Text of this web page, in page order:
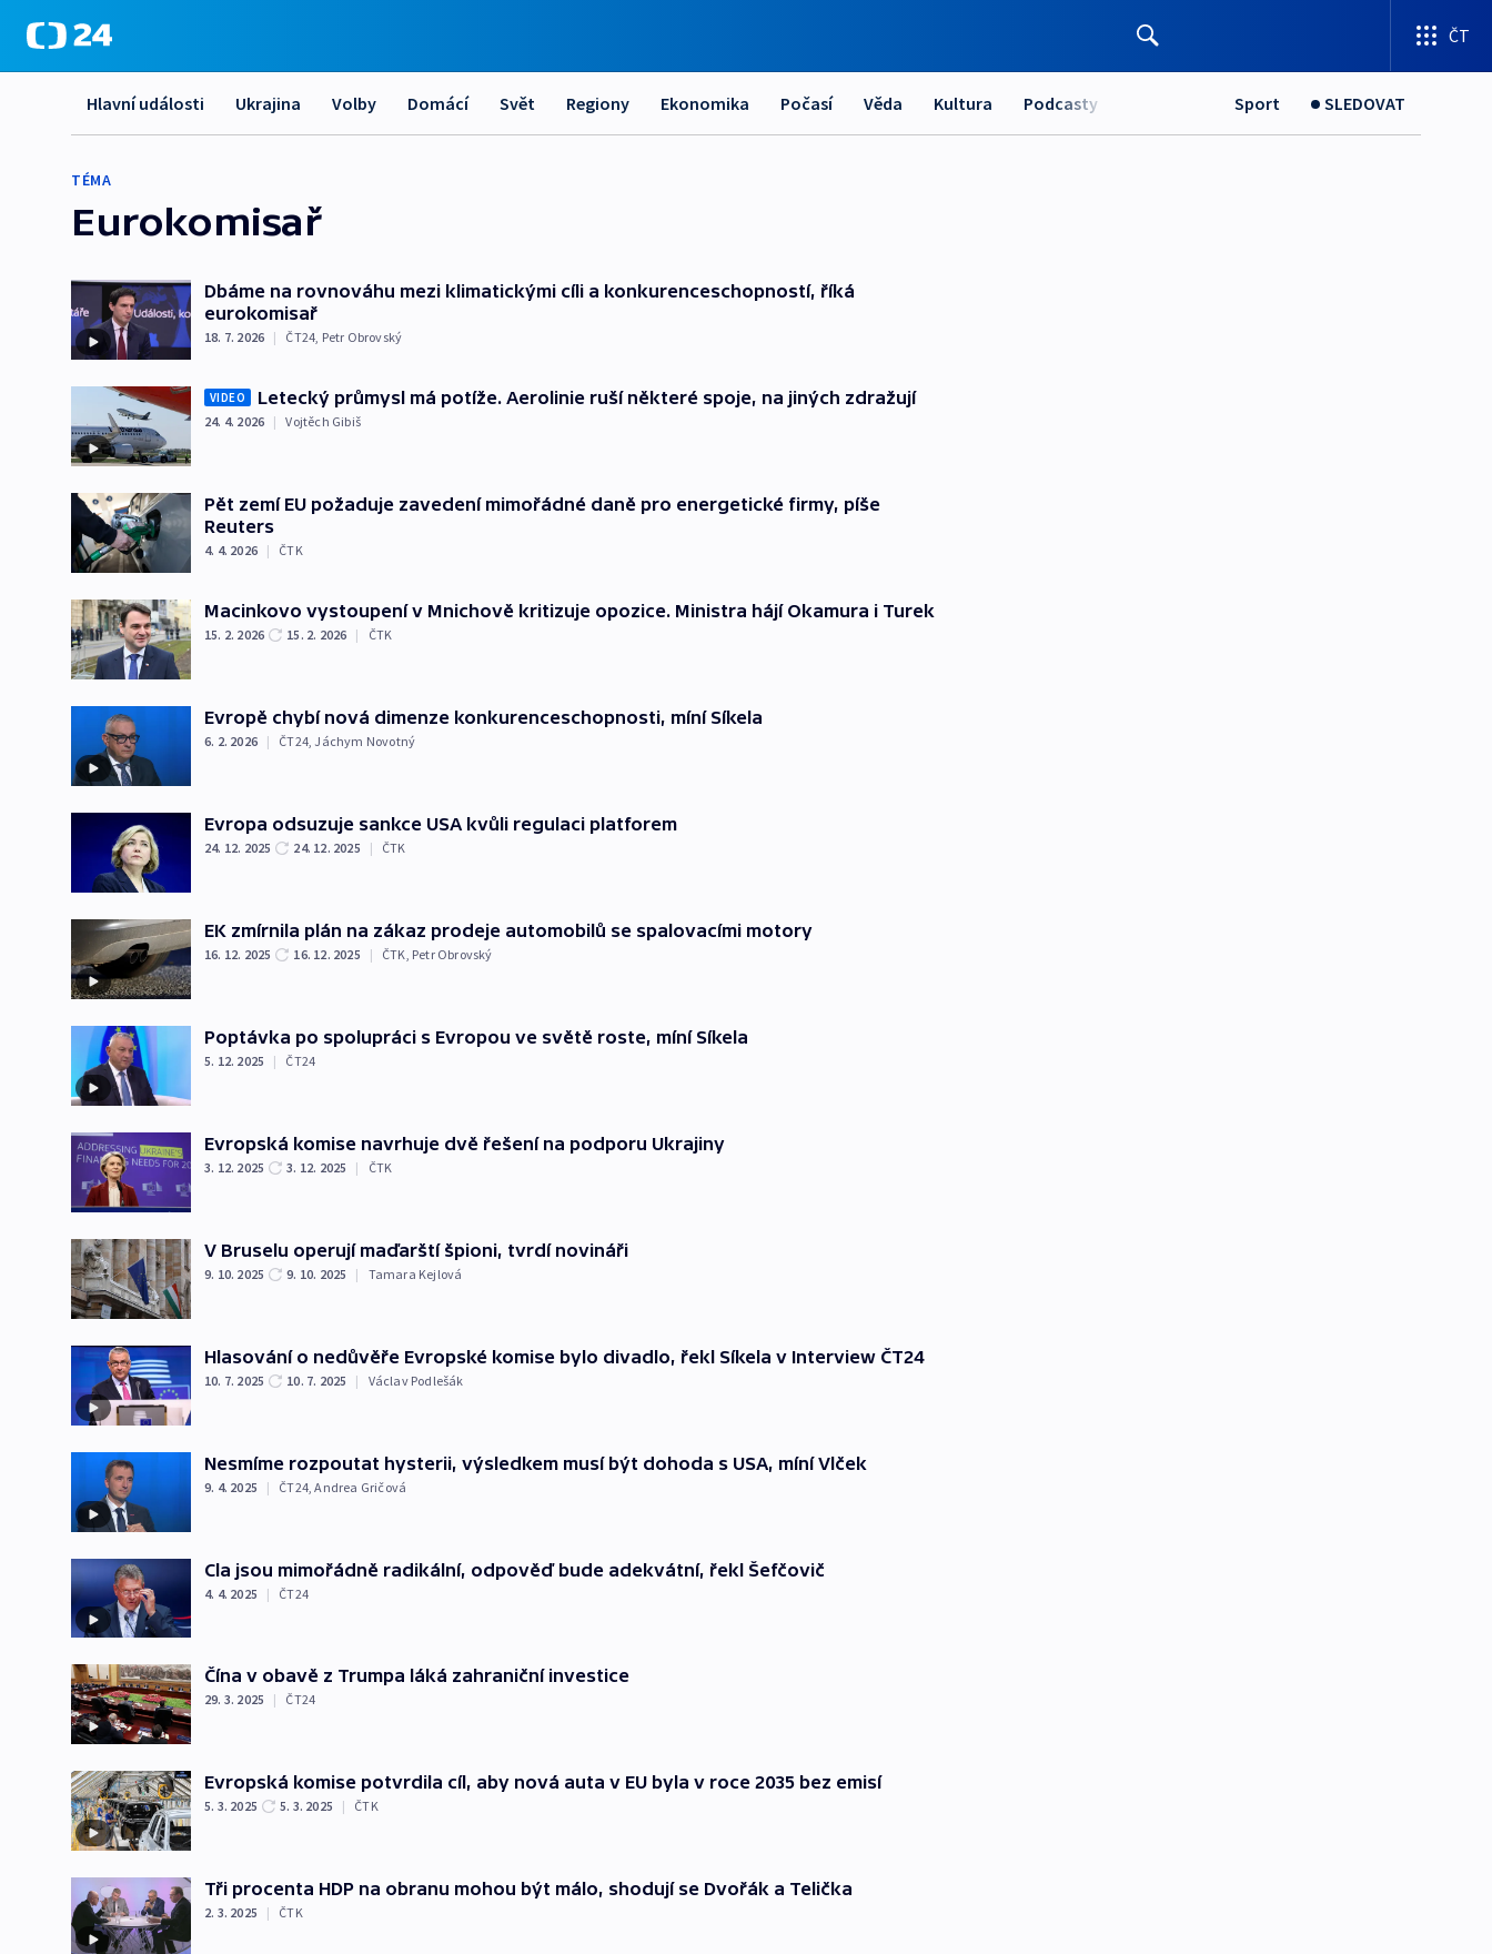
ČT
Hlavní události Ukrajina Volby Domácí Svět Regiony Ekonomika Počasí Věda Kultura Podcasty Sport SLEDOVAT
TÉMA
Eurokomisař
Dbáme na rovnováhu mezi klimatickými cíli a konkurenceschopností, říká
eurokomisař
18. 7. 2026 | ČT24, Petr Obrovský
VIDEO Letecký průmysl má potíže. Aerolinie ruší některé spoje, na jiných zdražují
24. 4. 2026 | Vojtěch Gibiš
Pět zemí EU požaduje zavedení mimořádné daně pro energetické firmy, píše
Reuters
4. 4. 2026 | ČTK
Macinkovo vystoupení v Mnichově kritizuje opozice. Ministra hájí Okamura i Turek
15. 2. 2026 15. 2. 2026 | ČTK
Evropě chybí nová dimenze konkurenceschopnosti, míní Síkela
6. 2. 2026 | ČT24, Jáchym Novotný
Evropa odsuzuje sankce USA kvůli regulaci platforem
24. 12. 2025 24. 12. 2025 | ČTK
EK zmírnila plán na zákaz prodeje automobilů se spalovacími motory
16. 12. 2025 16. 12. 2025 | ČTK, Petr Obrovský
Poptávka po spolupráci s Evropou ve světě roste, míní Síkela
5. 12. 2025 | ČT24
Evropská komise navrhuje dvě řešení na podporu Ukrajiny
3. 12. 2025 3. 12. 2025 | ČTK
V Bruselu operují maďarští špioni, tvrdí novináři
9. 10. 2025 9. 10. 2025 | Tamara Kejlová
Hlasování o nedůvěře Evropské komise bylo divadlo, řekl Síkela v Interview ČT24
10. 7. 2025 10. 7. 2025 | Václav Podlešák
Nesmíme rozpoutat hysterii, výsledkem musí být dohoda s USA, míní Vlček
9. 4. 2025 | ČT24 ,Andrea Gričová
Cla jsou mimořádně radikální, odpověď bude adekvátní, řekl Šefčovič
4. 4. 2025 | ČT24
Čína v obavě z Trumpa láká zahraniční investice
29. 3. 2025 | ČT24
Evropská komise potvrdila cíl, aby nová auta v EU byla v roce 2035 bez emisí
5. 3. 2025 5. 3. 2025 | ČTK
Tři procenta HDP na obranu mohou být málo, shodují se Dvořák a Telička
2. 3. 2025 | ČTK